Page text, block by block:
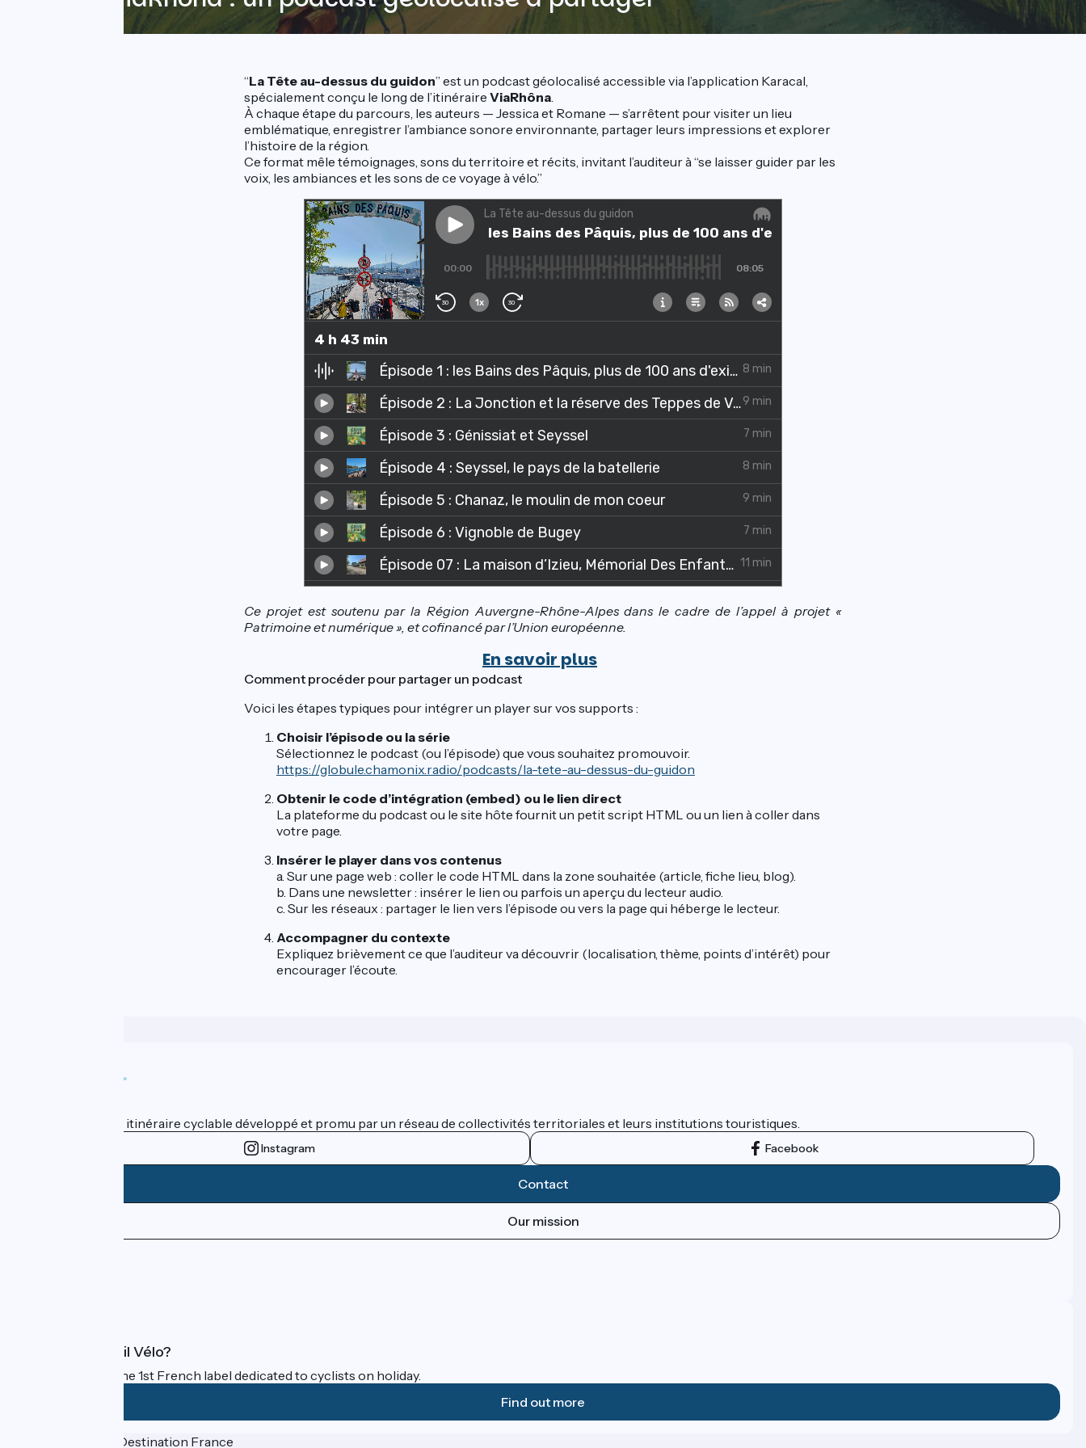
“La Tête au-dessus du guidon” est un podcast géolocalisé accessible via l’application Karacal,
spécialement conçu le long de l’itinéraire ViaRhôna.
À chaque étape du parcours, les auteurs — Jessica et Romane — s’arrêtent pour visiter un lieu
emblématique, enregistrer l’ambiance sonore environnante, partager leurs impressions et explorer
l’histoire de la région.
Ce format mêle témoignages, sons du territoire et récits, invitant l’auditeur à “se laisser guider par les
voix, les ambiances et les sons de ce voyage à vélo.”
Ce projet est soutenu par la Région Auvergne-Rhône-Alpes dans le cadre de l’appel à projet «
Patrimoine et numérique », et cofinancé par l’Union européenne.
En savoir plus
Comment procéder pour partager un podcast
Voici les étapes typiques pour intégrer un player sur vos supports :
Choisir l’épisode ou la série
Sélectionnez le podcast (ou l’épisode) que vous souhaitez promouvoir.
https://globule.chamonix.radio/podcasts/la-tete-au-dessus-du-guidon
Obtenir le code d’intégration (embed) ou le lien direct
La plateforme du podcast ou le site hôte fournit un petit script HTML ou un lien à coller dans
votre page.
Insérer le player dans vos contenus
a. Sur une page web : coller le code HTML dans la zone souhaitée (article, fiche lieu, blog).
b. Dans une newsletter : insérer le lien ou parfois un aperçu du lecteur audio.
c. Sur les réseaux : partager le lien vers l’épisode ou vers la page qui héberge le lecteur.
Accompagner du contexte
Expliquez brièvement ce que l’auditeur va découvrir (localisation, thème, points d’intérêt) pour
encourager l’écoute.
ViaRhôna est un itinéraire cyclable développé et promu par un réseau de collectivités territoriales et leurs institutions touristiques.
Instagram Facebook
Contact
Our mission
What is Accueil Vélo?
Accueil Vélo is the 1st French label dedicated to cyclists on holiday.
Find out more
Funded as part of Destination France